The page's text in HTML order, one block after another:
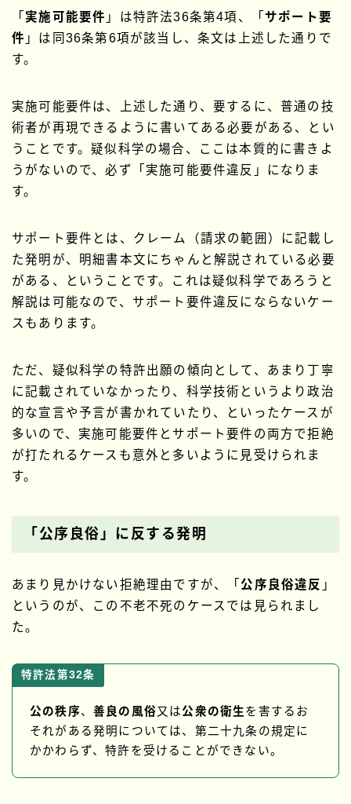
「 実施可能要件 」は特許法36条第4項、「サポート要
件 」は同36条第6項が該当し、条文は上述した通りで
す。
実施可能要件は、上述した通り、要するに、普通の技
術者が再現できるように書いてある必要がある、とい
うことです。疑似科学の場合、ここは本質的に書きよ
うがないので、必ず「実施可能要件違反」になりま
す。
サポート要件とは、クレーム（請求の範囲）に記載し
た発明が、明細書本文にちゃんと解説されている必要
がある、ということです。これは疑似科学であろうと
解説は可能なので、サポート要件違反にならないケー
スもあります。
ただ、疑似科学の特許出願の傾向として、あまり丁寧
に記載されていなかったり、科学技術というより政治
的な宣言や予言が書かれていたり、といったケースが
多いので、実施可能要件とサポート要件の両方で拒絶
が打たれるケースも意外と多いように見受けられま
す。
「公序良俗」に反する発明
あまり見かけない拒絶理由ですが、「公序良俗違反 」
というのが、この不老不死のケースでは見られまし
た。
特許法第32条
公の秩序、善良の風俗又は公衆の衛生を害するお
それがある発明については、第二十九条の規定に
かかわらず、特許を受けることができない。